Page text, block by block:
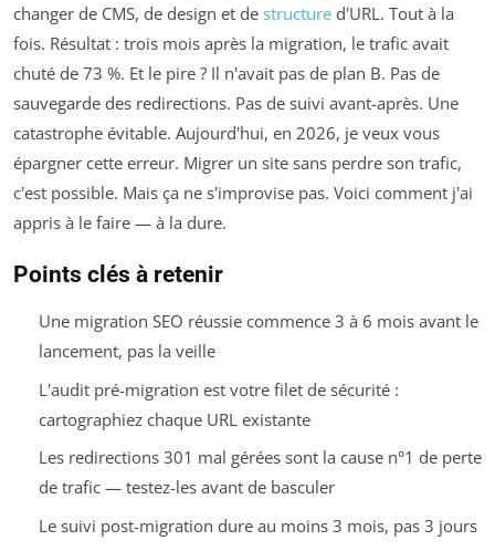
changer de CMS, de design et de structure d'URL. Tout à la
fois. Résultat : trois mois après la migration, le trafic avait
chuté de 73 %. Et le pire ? Il n'avait pas de plan B. Pas de
sauvegarde des redirections. Pas de suivi avant-après. Une
catastrophe évitable. Aujourd'hui, en 2026, je veux vous
épargner cette erreur. Migrer un site sans perdre son trafic,
c'est possible. Mais ça ne s'improvise pas. Voici comment j'ai
appris à le faire — à la dure.
Points clés à retenir
Une migration SEO réussie commence 3 à 6 mois avant le
lancement, pas la veille
L'audit pré-migration est votre filet de sécurité :
cartographiez chaque URL existante
Les redirections 301 mal gérées sont la cause n°1 de perte
de trafic — testez-les avant de basculer
Le suivi post-migration dure au moins 3 mois, pas 3 jours